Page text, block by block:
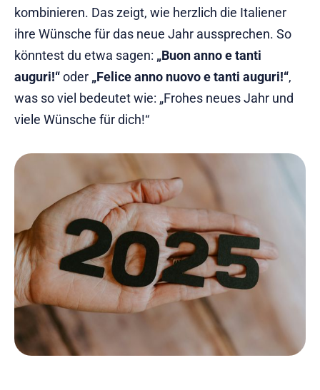
kombinieren. Das zeigt, wie herzlich die Italiener
ihre Wünsche für das neue Jahr aussprechen. So
könntest du etwa sagen: „Buon anno e tanti
auguri!“oder „Felice anno nuovo e tanti auguri!“,
was so viel bedeutet wie: „Frohes neues Jahr und
viele Wünsche für dich!“